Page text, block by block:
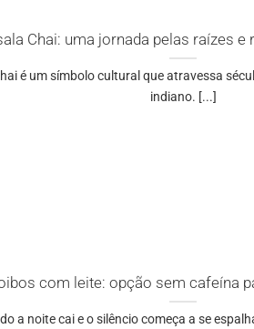
Chai: uma jornada pelas raízes e
é um símbolo cultural que atravessa
indiano. [...]
com leite: opção sem cafeína
a noite cai e o silêncio começa a se